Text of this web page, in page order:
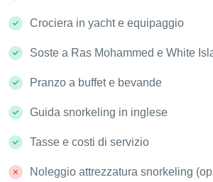
Crociera in yacht e equipaggio
Soste a Ras Mohammed e White
Pranzo a buffet e bevande
Guida snorkeling in inglese
Tasse e costi di servizio
Noleggio attrezzatura snorkeling